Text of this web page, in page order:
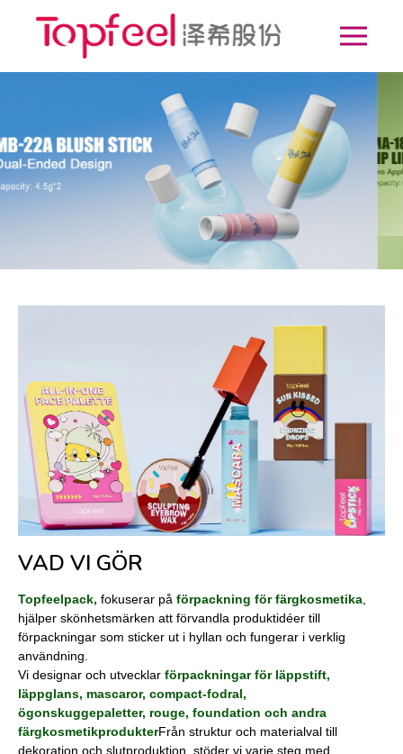
VAD VI GÖR
Topfeelpack, fokuserar på förpackning för färgkosmetika,
hjälper skönhetsmärken att förvandla produktidéer till
förpackningar som sticker ut i hyllan och fungerar i verklig
användning.
Vi designar och utvecklar förpackningar för läppstift,
läppglans, mascaror, compact-fodral,
ögonskuggepaletter, rouge, foundation och andra
färgkosmetikprodukterFrån struktur och materialval till
dekoration och slutproduktion, stöder vi varje steg med